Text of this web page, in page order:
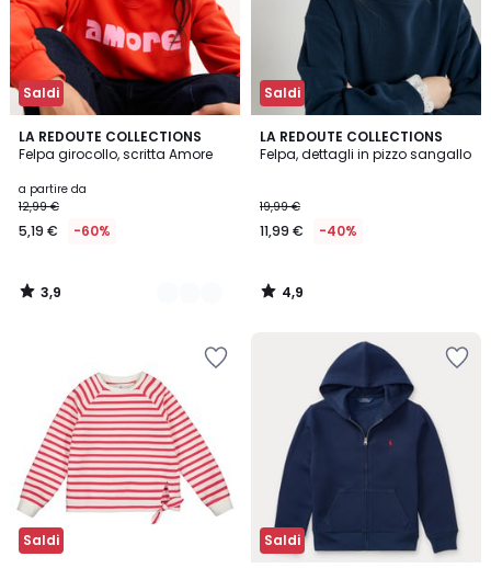
Saldi
LA REDOUTE COLLECTIONS
Felpa girocollo, scritta Amore
a partire da
12,99 €
5,19 € -60%
3,9
/ 5
2
Colori
3,9
/
Saldi
LA REDOUTE COLLECTIONS
Felpa, dettagli in pizzo sangallo
19,99 €
11,99 € -40%
4,9
/ 5
4,9
/
Saldi Saldi